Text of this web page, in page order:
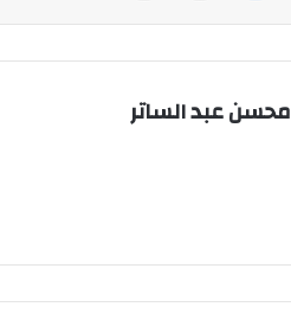
محسن عبد الساتر